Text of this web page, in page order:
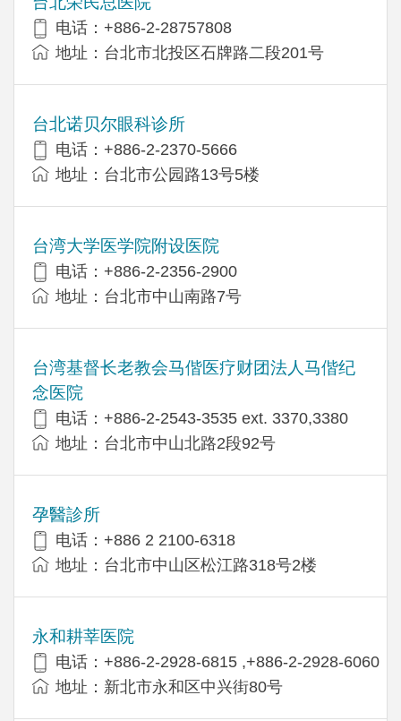
电话：+886-2-28757808
地址：台北市北投区石牌路二段201号
台北诺贝尔眼科诊所
电话：+886-2-2370-5666
地址：台北市公园路13号5楼
台湾大学医学院附设医院
电话：+886-2-2356-2900
地址：台北市中山南路7号
台湾基督长老教会马偕医疗财团法人马偕纪
念医院
电话：+886-2-2543-3535 ext. 3370,3380
地址：台北市中山北路2段92号
孕醫診所
电话：+886 2 2100-6318
地址：台北市中山区松江路318号2楼
永和耕莘医院
电话：+886-2-2928-6815 ,+886-2-2928-6060
地址：新北市永和区中兴街80号